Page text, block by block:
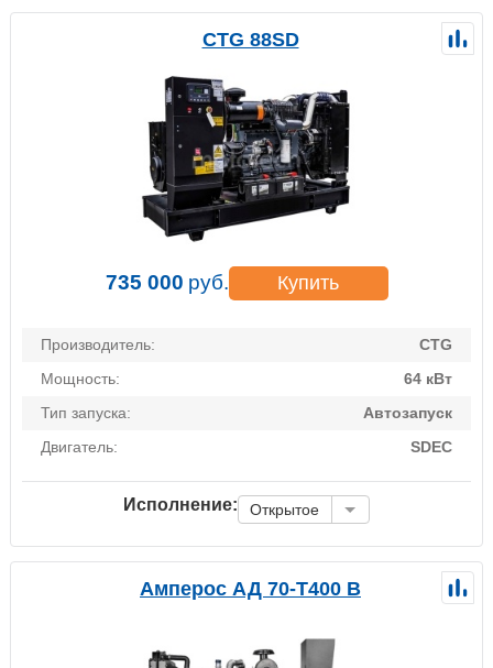
CTG 88SD
735 000 руб. Купить
Производитель:
CTG
Мощность:
64 кВт
Тип запуска:
Автозапуск
Двигатель:
SDEC
Исполнение: Открытое
Амперос АД 70-Т400 B